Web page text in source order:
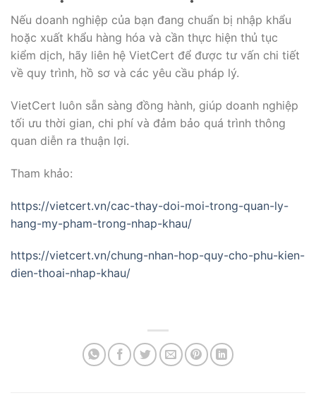
Nếu doanh nghiệp của bạn đang chuẩn bị nhập khẩu
hoặc xuất khẩu hàng hóa và cần thực hiện thủ tục
kiểm dịch, hãy liên hệ VietCert để được tư vấn chi tiết
về quy trình, hồ sơ và các yêu cầu pháp lý.
VietCert luôn sẵn sàng đồng hành, giúp doanh nghiệp
tối ưu thời gian, chi phí và đảm bảo quá trình thông
quan diễn ra thuận lợi.
Tham khảo:
https://vietcert.vn/cac-thay-doi-moi-trong-quan-ly-
hang-my-pham-trong-nhap-khau/
https://vietcert.vn/chung-nhan-hop-quy-cho-phu-kien-
dien-thoai-nhap-khau/